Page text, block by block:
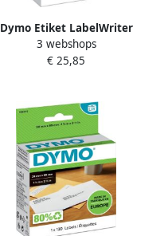
Dymo Etiket LabelWriter
5XL verzendlabel
104x159mm 1 rol Ã¡ 220
3 webshops
€ 25,85